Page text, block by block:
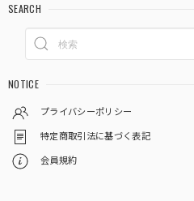
SEARCH
NOTICE
プライバシーポリシー
特定商取引法に基づく表記
会員規約